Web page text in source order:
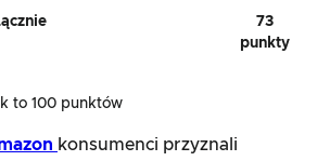
73
punkty
to 100 punktów
konsumenci przyznali